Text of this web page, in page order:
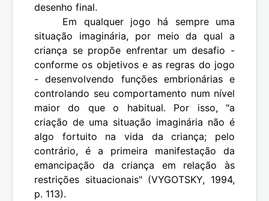
desenho final.
Em qualquer jogo há sempre uma
situação imaginária, por meio da qual a
criança se propõe enfrentar um desafio -
conforme os objetivos e as regras do jogo
- desenvolvendo funções embrionárias e
controlando seu comportamento num nível
maior do que o habitual. Por isso, "a
criação de uma situação imaginária não é
algo fortuito na vida da criança; pelo
contrário, é a primeira manifestação da
emancipação da criança em relação às
restrições situacionais" (VYGOTSKY, 1994,
p. 113).